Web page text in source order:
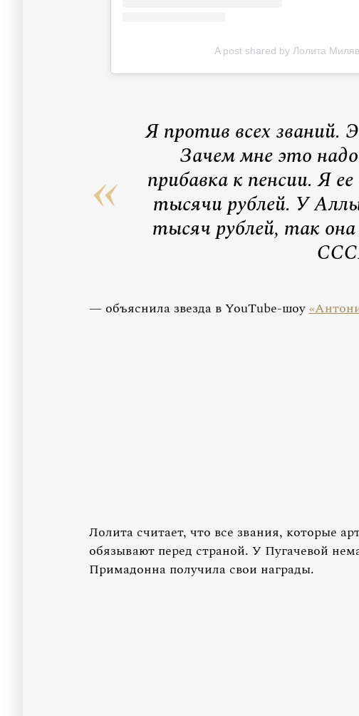
A post shared by Лолита
Я против всех званий.
Зачем мне это
прибавка к пенсии. Я
тысячи рублей. У
тысяч рублей, так
— объяснила звезда в YouTube-шоу
Лолита считает, что все звания, которые
обязывают перед страной. У Пугачевой
Примадонна получила свои награды.